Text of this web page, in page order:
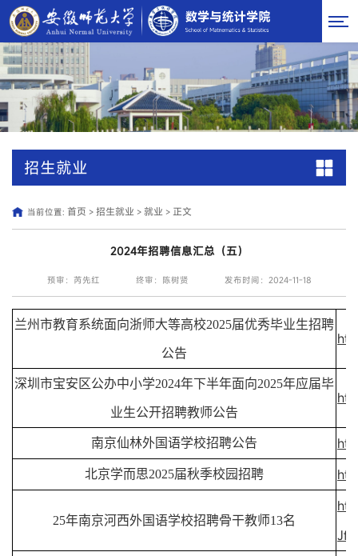
招生就业
当前位置: 首页 > 招生就业 > 就业 > 正文
2024年招聘信息汇总（五）
预审：芮先红 终审：陈树贤 发布时间：2024-11-18
兰州市教育系统面向浙师大等高校2025届优秀毕业生招聘
公告
深圳市宝安区公办中小学2024年下半年面向2025年应届毕
业生公开招聘教师公告
南京仙林外国语学校招聘公告
北京学而思2025届秋季校园招聘
25年南京河西外国语学校招聘骨干教师13名